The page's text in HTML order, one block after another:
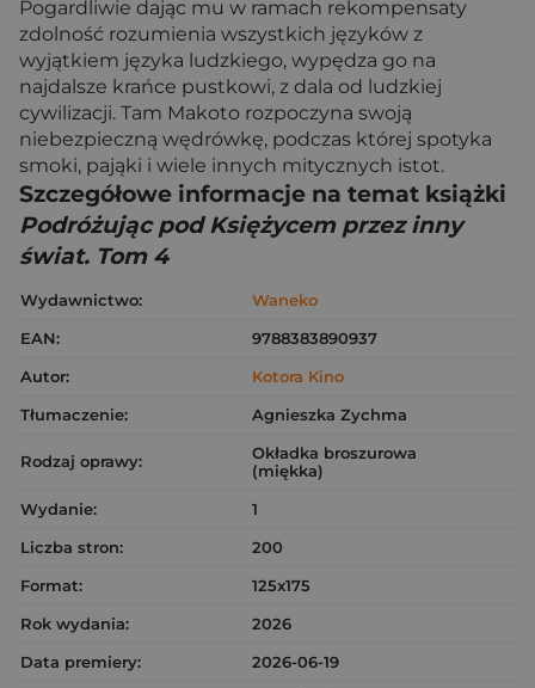
Pogardliwie dając mu w ramach rekompensaty
zdolność rozumienia wszystkich języków z
wyjątkiem języka ludzkiego, wypędza go na
najdalsze krańce pustkowi, z dala od ludzkiej
cywilizacji. Tam Makoto rozpoczyna swoją
niebezpieczną wędrówkę, podczas której spotyka
smoki, pająki i wiele innych mitycznych istot.
Szczegółowe informacje na temat książki
Podróżując pod Księżycem przez inny
świat. Tom 4
Wydawnictwo:
Waneko
EAN:
9788383890937
Autor:
Kotora Kino
Tłumaczenie:
Agnieszka Zychma
Rodzaj oprawy:
Okładka broszurowa
(miękka)
Wydanie:
1
Liczba stron:
200
Format:
125x175
Rok wydania:
2026
Data premiery:
2026-06-19